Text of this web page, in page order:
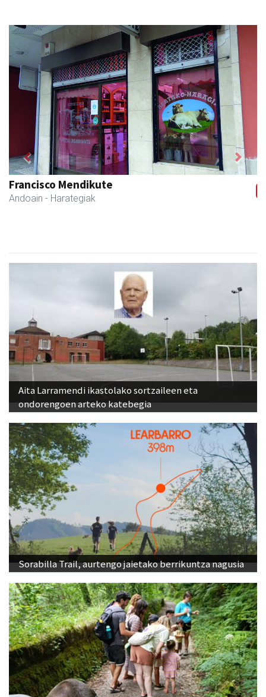
Francisco Mendikute
Andoain - Harategiak
Previous Next
Aita Larramendi ikastolako sortzaileen eta
ondorengoen arteko katebegia
Sorabilla Trail, aurtengo jaietako berrikuntza nagusia